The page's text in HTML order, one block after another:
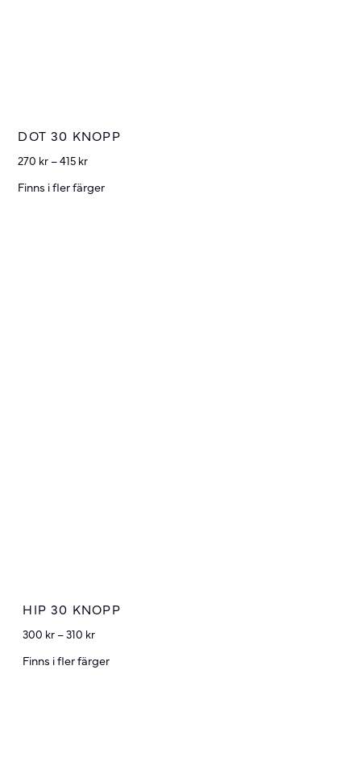
DOT 30 KNOPP
270 kr–415 kr
Finns i fler färger
HIP 30 KNOPP
300 kr–310 kr
Finns i fler färger